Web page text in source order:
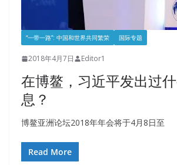
“一带一路”: 中国和世界共同繁荣 国际专题
2018年4月7日 Editor1
在博鳌，习近平发出过
息？
博鳌亚洲论坛2018年年会将于4月8日至
Read More